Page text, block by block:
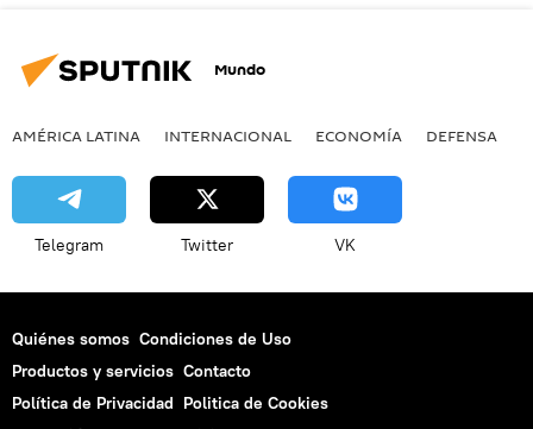
Mundo
AMÉRICA LATINA INTERNACIONAL ECONOMÍA DEFENSA
Telegram Twitter VK
Quiénes somos Condiciones de Uso
Productos y servicios Contacto
Política de Privacidad Politica de Cookies